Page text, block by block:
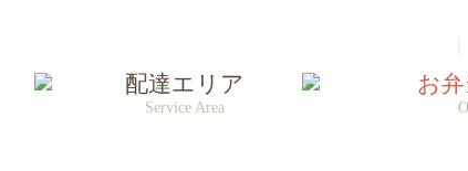
配達エリア
Service Area
お